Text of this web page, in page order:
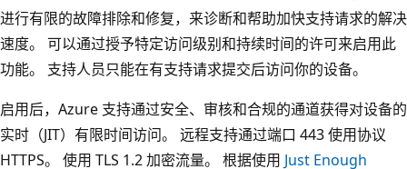
进行有限的故障排除和修复，来诊断和帮助加快支持请求的解决
速度。 可以通过授予特定访问级别和持续时间的许可来启用此
功能。 支持人员只能在有支持请求提交后访问你的设备。
启用后，Azure 支持通过安全、审核和合规的通道获得对设备的
实时（JIT）有限时间访问。 远程支持通过端口 443 使用协议
HTTPS。 使用 TLS 1.2 加密流量。 根据使用 Just Enough